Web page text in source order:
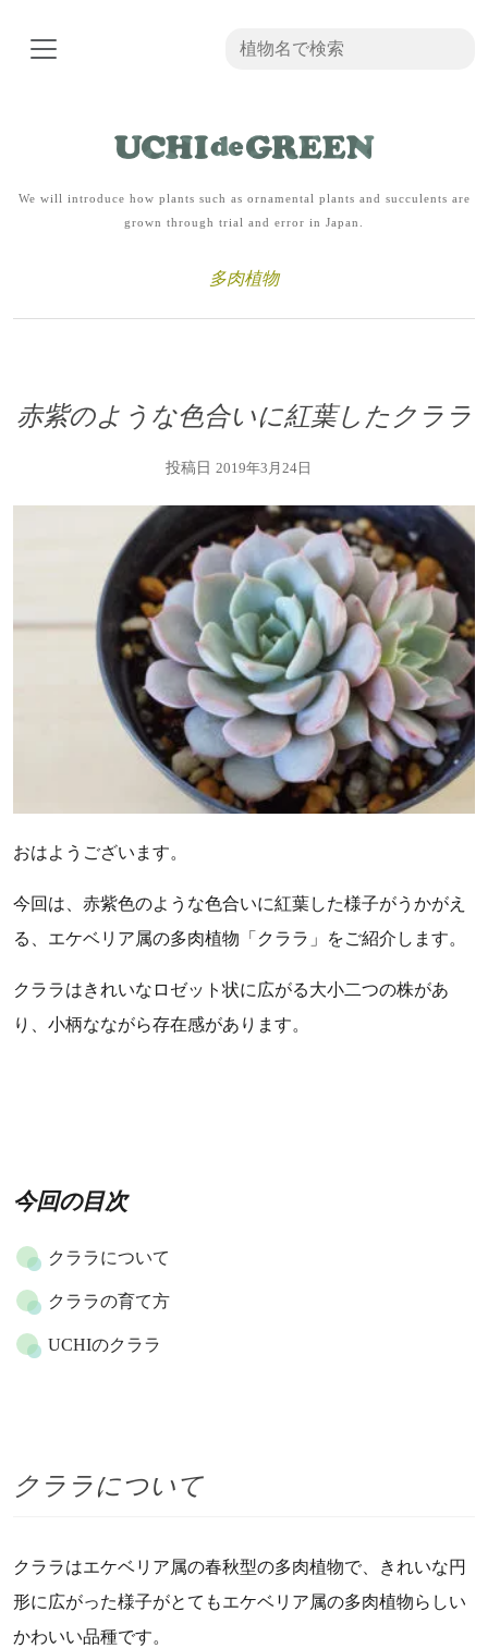
We will introduce how plants such as ornamental plants and succulents are
grown through trial and error in Japan.
多肉植物
赤紫のような色合いに紅葉したクララ
投稿日 2019年3月24日
おはようございます。
今回は、赤紫色のような色合いに紅葉した様子がうかがえ
る、エケベリア属の多肉植物「クララ」をご紹介します。
クララはきれいなロゼット状に広がる大小二つの株があ
り、小柄なながら存在感があります。
今回の目次
クララについて
クララの育て方
UCHIのクララ
クララについて
クララはエケベリア属の春秋型の多肉植物で、きれいな円
形に広がった様子がとてもエケベリア属の多肉植物らしい
かわいい品種です。